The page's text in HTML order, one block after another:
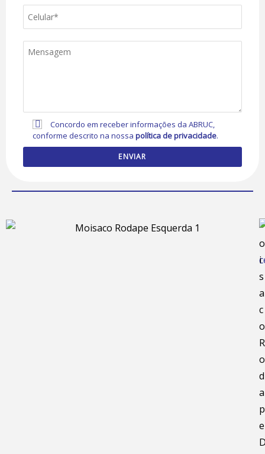
Concordo em receber informações da ABRUC,
conforme descrito na nossapolítica de privacidade.